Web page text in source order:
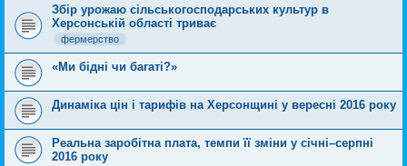
Збір урожаю сільськогосподарських культур в
Херсонській області триває
фермерство
«Ми бідні чи багаті?»
Динаміка цін і тарифів на Херсонщині у вересні 2016 року
Реальна заробітна плата, темпи її зміни у січні–серпні
2016 року